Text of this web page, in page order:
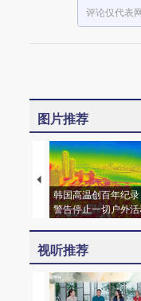
评论仅代表
图片推荐
韩国高温创百年纪录
警告停止一切户外
视听推荐